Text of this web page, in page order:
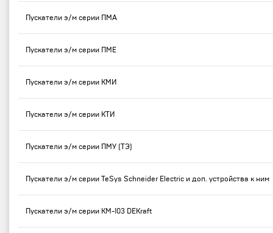
Пускатели э/м серии ПМА
Пускатели э/м серии ПМЕ
Пускатели э/м серии КМИ
Пускатели э/м серии КТИ
Пускатели э/м серии ПМУ (ТЭ)
Пускатели э/м серии TeSys Schneider Electric и доп. устройства к ним
Пускатели э/м серии КМ-103 DEKraft